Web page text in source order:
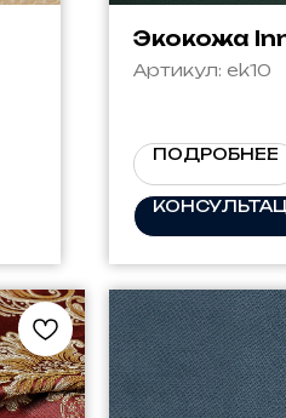
Экокожа
Артикул: ek10
ПОДРОБНЕЕ